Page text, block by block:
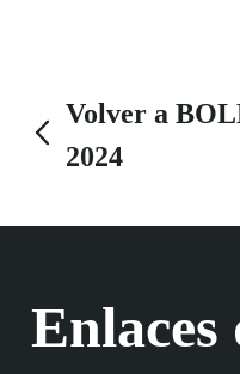
Volver a
2024